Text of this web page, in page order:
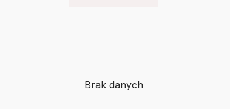
Brak danych